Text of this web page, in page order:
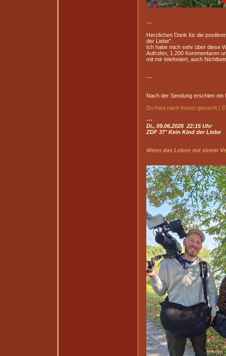
---
Herzlichen Dank für die
der Liebe".
Ich habe mich sehr über diese
Aufrufen, 1.200 Kommentaren
mit mir telefoniert, auch
---
Nach der Sendung erschien ein
Du hast nach Inzest gesucht |
---
Di., 09.06.2026 22:15 Uhr
ZDF 37° Kein Kind der Liebe
Wenn das Leben mit einem